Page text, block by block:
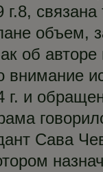
связана
объем,
об
внимание
г. и
Сава